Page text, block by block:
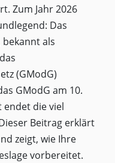
Zum Jahr 2026
Das
bekannt als
(GModG)
GModG am 10.
endet die viel
Beitrag erklärt
zeigt, wie Ihre
vorbereitet.